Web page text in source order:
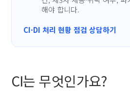
해야 합니다.
CI·DI 처리 현황 점검 상담하기
CI는 무엇인가요?